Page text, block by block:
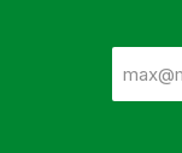
Mail-
Adresse